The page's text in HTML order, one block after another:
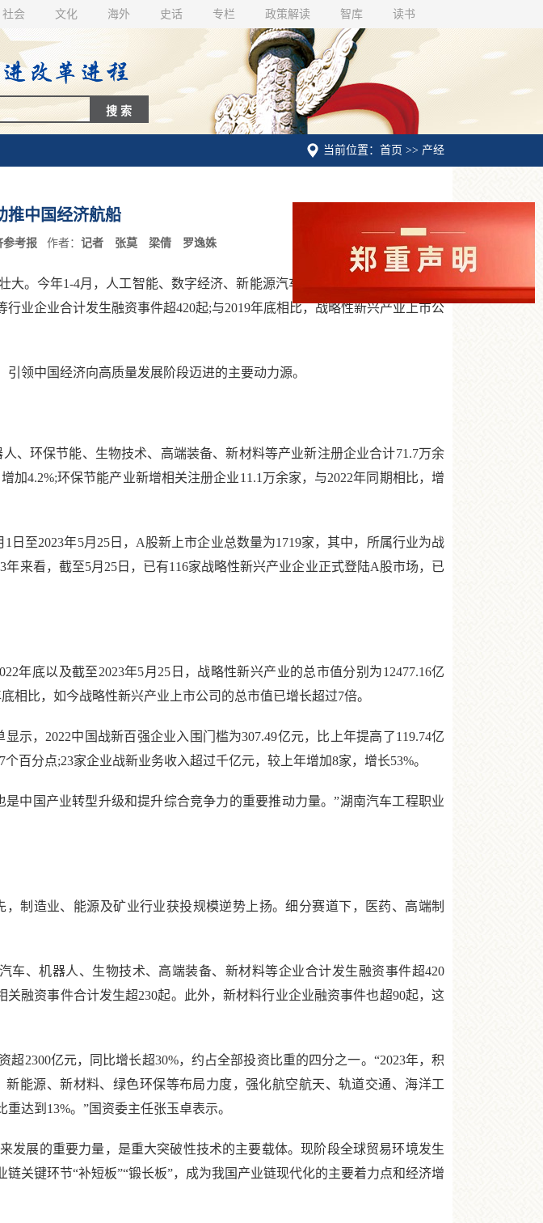
社会 文化 海外 史话 专栏 政策解读 智库 读书
当前位置：首页 >> 产经
推中国经济航船
参考报 作者： 记者 张莫 梁倩 罗逸姝
今年1-4月，人工智能、数字经济、新能源汽车等新兴产业新注册企业合
业企业合计发生融资事件超420起;与2019年底相比，战略性新兴产业上市公
领中国经济向高质量发展阶段迈进的主要动力源。
环保节能、生物技术、高端装备、新材料等产业新注册企业合计71.7万余
4.2%;环保节能产业新增相关注册企业11.1万余家，与2022年同期相比，增
至2023年5月25日，A股新上市企业总数量为1719家，其中，所属行业为战
来看，截至5月25日，已有116家战略性新兴产业企业正式登陆A股市场，已
底以及截至2023年5月25日，战略性新兴产业的总市值分别为12477.16亿
相比，如今战略性新兴产业上市公司的总市值已增长超过7倍。
，2022中国战新百强企业入围门槛为307.49亿元，比上年提高了119.74亿
百分点;23家企业战新业务收入超过千亿元，较上年增加8家，增长53%。
国产业转型升级和提升综合竞争力的重要推动力量。”湖南汽车工程职业
造业、能源及矿业行业获投规模逆势上扬。细分赛道下，医药、高端制
、机器人、生物技术、高端装备、新材料等企业合计发生融资事件超420
融资事件合计发生超230起。此外，新材料行业企业融资事件也超90起，这
亿元，同比增长超30%，约占全部投资比重的四分之一。“2023年，积
能源、新材料、绿色环保等布局力度，强化航空航天、轨道交通、海洋工
达到13%。”国资委主任张玉卓表示。
展的重要力量，是重大突破性技术的主要载体。现阶段全球贸易环境发生
关键环节“补短板”“锻长板”，成为我国产业链现代化的主要着力点和经济增